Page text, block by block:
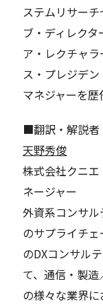
ステムリサー
ブ・ディレク
ア・レクチャ
ス・プレジデ
マネジャーを歴
■翻訳・解説者
天野秀俊
株式会社クニ
ネージャー
外資系コンサ
のサプライチ
のDXコンサル
て、通信・製
の様々な業界に